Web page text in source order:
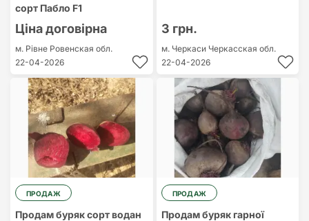
сорт Пабло F1
Ціна договірна
м. Рівне Ровенская обл.
22-04-2026
3 грн.
м. Черкаси Черкасская обл.
22-04-2026
ПРОДАЖ
Продам буряк сорт водан
ПРОДАЖ
Продам буряк гарної